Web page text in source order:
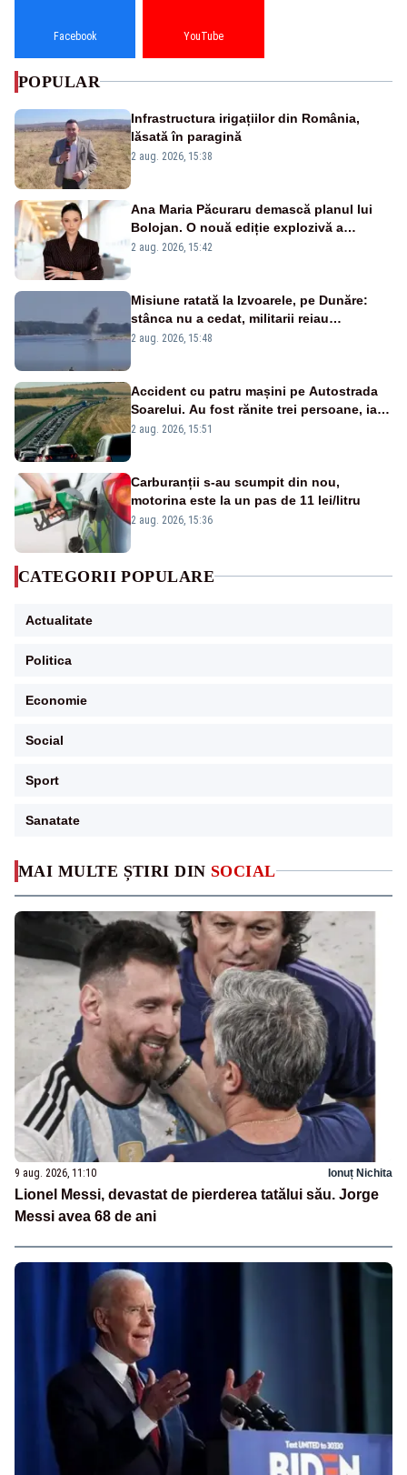
MAI MULTE ȘTIRI DIN SOCIAL
9 aug. 2026, 11:10 Ionuț Nichita
Lionel Messi, devastat de pierderea tatălui său. Jorge
Messi avea 68 de ani
Facebook YouTube
POPULAR
Infrastructura irigațiilor din România,
lăsată în paragină
2 aug. 2026, 15:38
Ana Maria Păcuraru demască planul lui
Bolojan. O nouă ediție explozivă a
emisiunii „Miza Zilei” la Realitatea PLUS
2 aug. 2026, 15:42
Misiune ratată la Izvoarele, pe Dunăre:
stânca nu a cedat, militarii reiau
detonările luni – VIDEO
2 aug. 2026, 15:48
Accident cu patru mașini pe Autostrada
Soarelui. Au fost rănite trei persoane, iar
traficul se desfășoară cu dificultate
2 aug. 2026, 15:51
Carburanții s-au scumpit din nou,
motorina este la un pas de 11 lei/litru
2 aug. 2026, 15:36
CATEGORII POPULARE
Actualitate
Politica
Economie
Social
Sport
Sanatate